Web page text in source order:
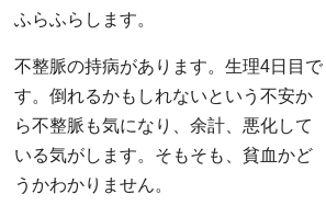
ふらふらします。
不整脈の持病があります。生理4日目で
す。倒れるかもしれないという不安か
ら不整脈も気になり、余計、悪化して
いる気がします。そもそも、貧血かど
うかわかりません。